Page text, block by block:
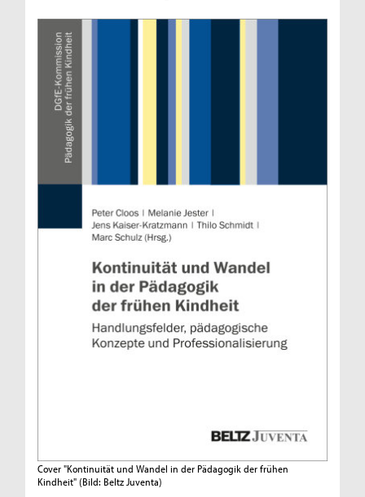
Cover "Kontinuität und Wandel in der Pädagogik der frühen
Kindheit" (Bild: Beltz Juventa)